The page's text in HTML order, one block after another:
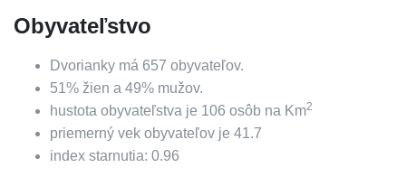
Obyvateľstvo
Dvorianky má 657 obyvateľov.
51% žien a 49% mužov.
hustota obyvateľstva je 106 osôb na Km2
priemerný vek obyvateľov je 41.7
index starnutia: 0.96